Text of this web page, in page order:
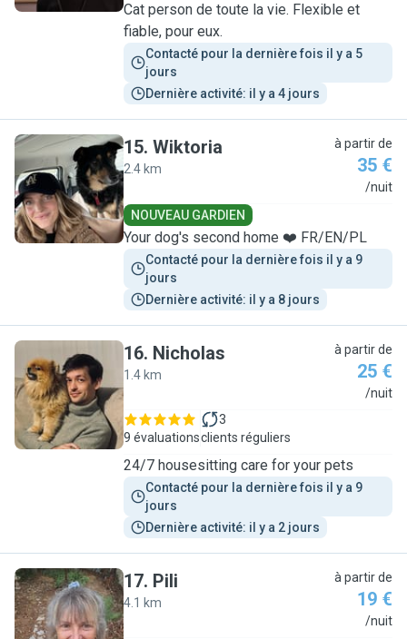
Cat person de toute la vie. Flexible et
fiable, pour eux.
Contacté pour la dernière fois il y a 5
jours
Dernière activité: il y a 4 jours
W
15. Wiktoria
2.4 km
à partir de
35 €
/nuit
NOUVEAU GARDIEN
Your dog's second home ❤️ FR/EN/PL
Contacté pour la dernière fois il y a 9
jours
Dernière activité: il y a 8 jours
N
16. Nicholas
1.4 km
à partir de
25 €
/nuit
9 évaluations
3
clients réguliers
24/7 housesitting care for your pets
Contacté pour la dernière fois il y a 9
jours
Dernière activité: il y a 2 jours
P
17. Pili
4.1 km
à partir de
19 €
/nuit